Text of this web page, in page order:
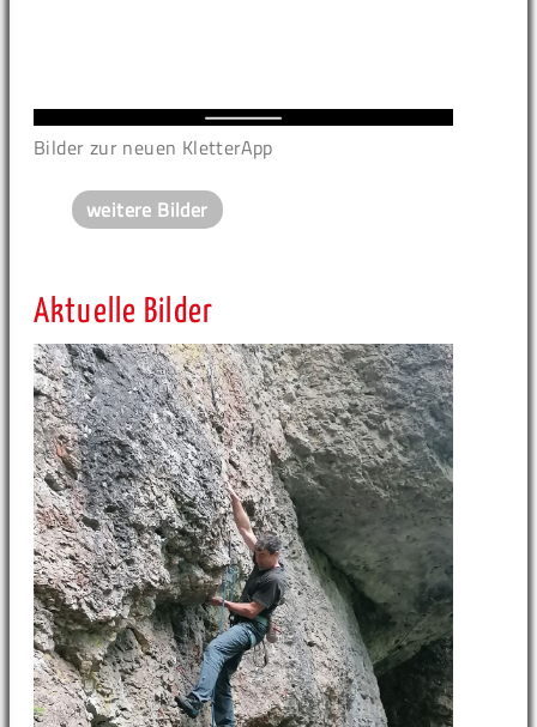
Bilder zur neuen KletterApp
weitere Bilder
Aktuelle Bilder